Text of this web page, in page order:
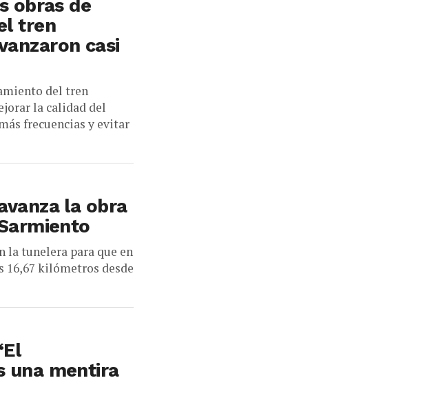
obras de
tren
casi
del tren
la calidad del
frecuencias y evitar
la obra
la tunelera para que en
16,67 kilómetros desde
una mentira